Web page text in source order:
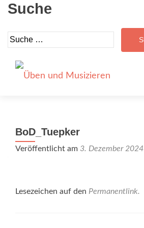
Suche
Suche
nach:
BoD_Tuepker
Veröffentlicht am 3. Dezember 2024
Lesezeichen auf den Permanentlink.